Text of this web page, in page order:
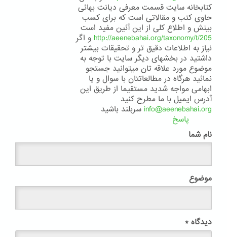
کتابخانه سایت قسمت معرفی دیانت بهائی
حاوی کتب و مقالاتی است که برای کسب
بینش و اطلاع کلی از این آئین مفید است
http://aeenebahai.org/taxonomy/t/205 و اگر
نیاز به اطلاعات دقیق تر و تحقیقات بیشتر
داشتید در بخشهای دیگر سایت با توجه به
موضوع مورد علاقه تان میتوانید جستجو
نمائید هرگاه در مطالعاتتان با سوال و یا
ابهامی مواجه شدید مستقیما از طریق این
آدرس ایمیل با ما مطرح کنید
info@aeenebahai.org سربلند باشید
پاسخ
نام شما
موضوع
دیدگاه *